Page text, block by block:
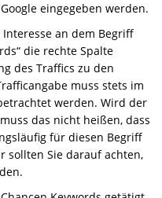
eingegeben werden.
an dem Begriff
die rechte Spalte
des Traffics zu den
muss stets im
werden. Wird der
das nicht heißen, dass
für diesen Begriff
sollten Sie darauf achten,